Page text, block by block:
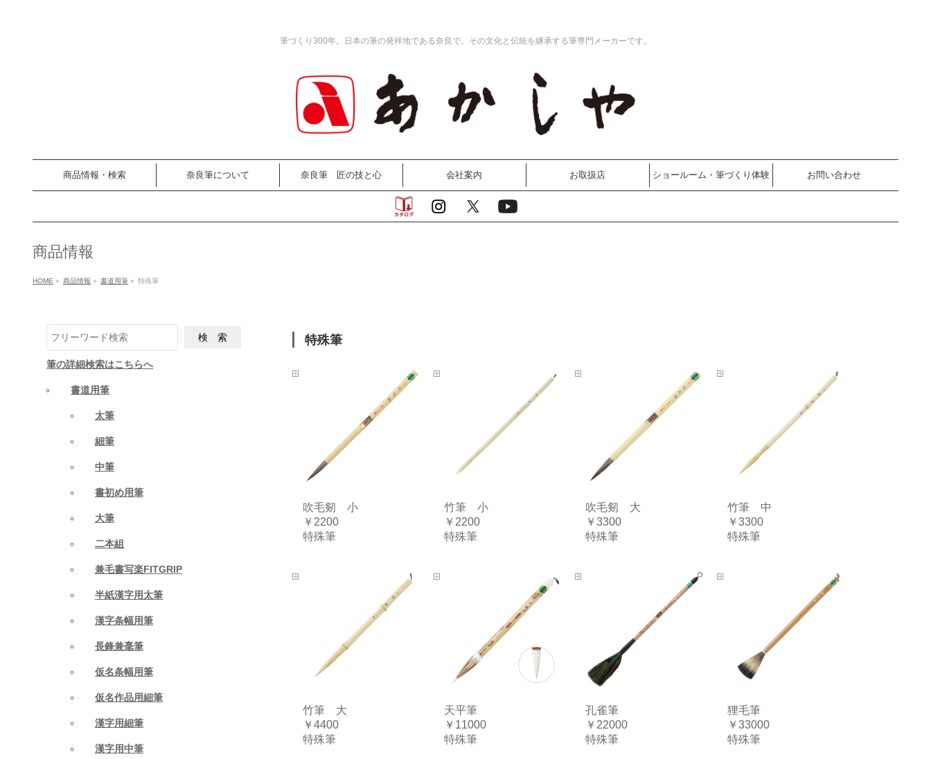
筆づくり300年。日本の筆の発祥地である奈良で、その文化と伝統を継承する筆専門メーカーです。
商品情報・検索 奈良筆について 奈良筆 匠の技と心 会社案内 お取扱店 ショールーム・筆づくり体験 お問い合わせ
商品情報
HOME » 商品情報 » 書道用筆 » 特殊筆
特殊筆
吹毛剱 小
￥2200
特殊筆
竹筆 小
￥2200
特殊筆
吹毛剱 大
￥3300
特殊筆
竹筆 中
￥3300
特殊筆
竹筆 大
￥4400
特殊筆
天平筆
￥11000
特殊筆
孔雀筆
￥22000
特殊筆
狸毛筆
￥33000
特殊筆
筆の詳細検索はこちらへ
書道用筆
太筆
細筆
中筆
書初め用筆
大筆
二本組
兼毛書写楽FITGRIP
半紙漢字用太筆
漢字条幅用筆
長鋒兼毫筆
仮名条幅用筆
仮名作品用細筆
漢字用細筆
漢字用中筆